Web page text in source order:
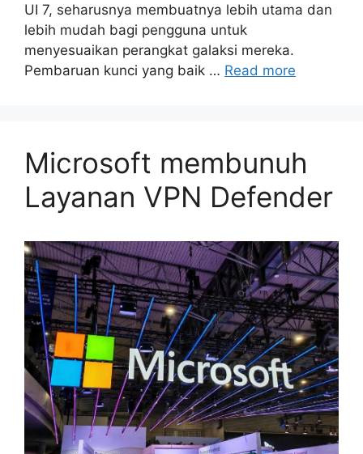
UI 7, seharusnya membuatnya lebih utama dan
lebih mudah bagi pengguna untuk
menyesuaikan perangkat galaksi mereka.
Pembaruan kunci yang baik … Read more
Microsoft membunuh
Layanan VPN Defender